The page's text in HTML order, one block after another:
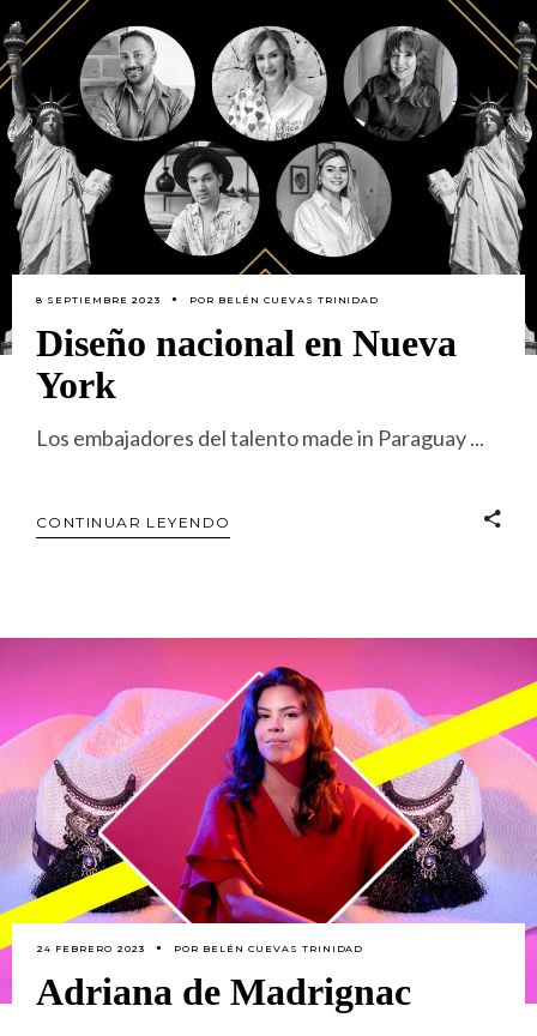
8 SEPTIEMBRE 2023 POR BELÉN CUEVAS TRINIDAD
Diseño nacional en Nueva
York
Los embajadores del talento made in Paraguay
CONTINUAR LEYENDO
24 FEBRERO 2023 POR BELÉN CUEVAS TRINIDAD
Adriana de Madrignac